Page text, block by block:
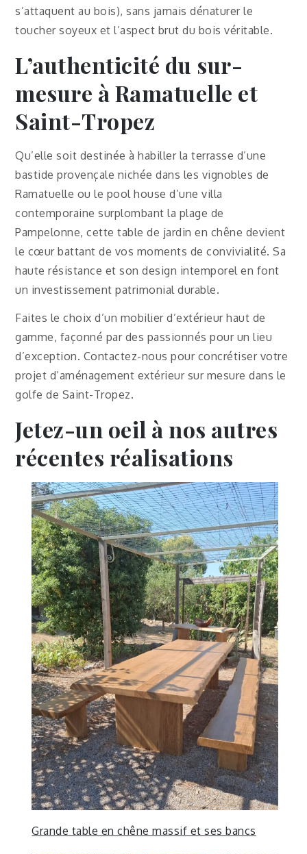
s’attaquent au bois), sans jamais dénaturer le
toucher soyeux et l’aspect brut du bois véritable.
L’authenticité du sur-
mesure à Ramatuelle et
Saint-Tropez
Qu’elle soit destinée à habiller la terrasse d’une
bastide provençale nichée dans les vignobles de
Ramatuelle ou le pool house d’une villa
contemporaine surplombant la plage de
Pampelonne, cette table de jardin en chêne devient
le cœur battant de vos moments de convivialité. Sa
haute résistance et son design intemporel en font
un investissement patrimonial durable.
Faites le choix d’un mobilier d’extérieur haut de
gamme, façonné par des passionnés pour un lieu
d’exception. Contactez-nous pour concrétiser votre
projet d’aménagement extérieur sur mesure dans le
golfe de Saint-Tropez.
Jetez-un oeil à nos autres
récentes réalisations
Grande table en chêne massif et ses bancs